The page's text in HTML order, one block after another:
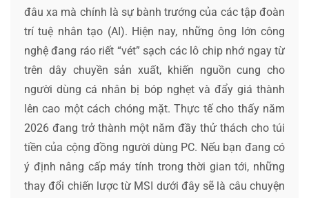
đâu xa mà chính là sự bành trướng của các tập đoàn
trí tuệ nhân tạo (AI). Hiện nay, những ông lớn công
nghệ đang ráo riết “vét” sạch các lô chip nhớ ngay từ
trên dây chuyền sản xuất, khiến nguồn cung cho
người dùng cá nhân bị bóp nghẹt và đẩy giá thành
lên cao một cách chóng mặt. Thực tế cho thấy năm
2026 đang trở thành một năm đầy thử thách cho túi
tiền của cộng đồng người dùng PC. Nếu bạn đang có
ý định nâng cấp máy tính trong thời gian tới, những
thay đổi chiến lược từ MSI dưới đây sẽ là câu chuyện